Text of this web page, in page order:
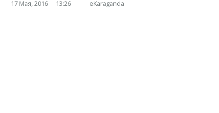
17 Мая, 2016 13:26 eKaraganda